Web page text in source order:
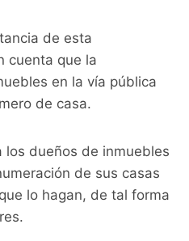
de esta
cuenta que la
en la vía pública
de casa.
los dueños de inmuebles
de sus casas
lo hagan, de tal forma